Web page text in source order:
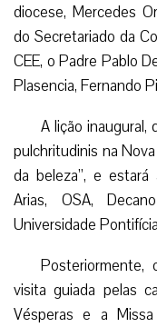
diocese, Mercedes
do Secretariado da
CEE, o Padre Pablo
Plasencia, Fernando
A lição inaugural,
pulchritudinis na
da beleza”, e
Arias, OSA,
Universidade
Posteriormente,
visita guiada pelas
Vésperas e a